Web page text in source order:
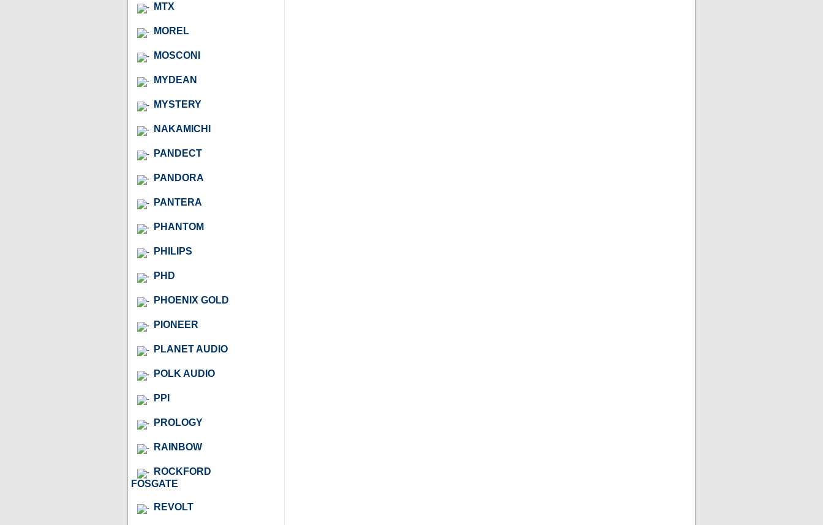
MTX
MOREL
MOSCONI
MYDEAN
MYSTERY
NAKAMICHI
PANDECT
PANDORA
PANTERA
PHANTOM
PHILIPS
PHD
PHOENIX GOLD
PIONEER
PLANET AUDIO
POLK AUDIO
PPI
PROLOGY
RAINBOW
ROCKFORD
FOSGATE
REVOLT